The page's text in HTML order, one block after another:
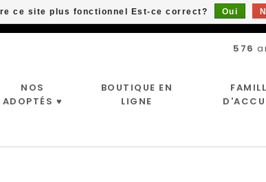
576
NOS
ADOPTÉS ♥
BOUTIQUE EN
LIGNE
ce site plus fonctionnel Est-ce correct? Oui
Livraison gratuite à partir de 89$*